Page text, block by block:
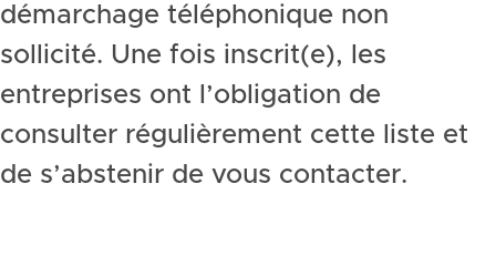
démarchage téléphonique non
sollicité. Une fois inscrit(e), les
entreprises ont l’obligation de
consulter régulièrement cette liste et
de s’abstenir de vous contacter.